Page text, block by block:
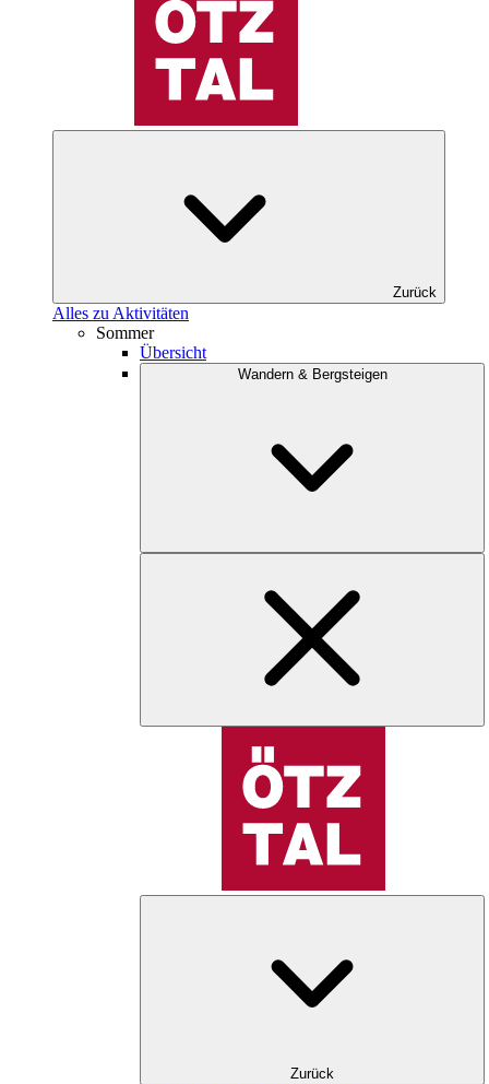
Zurück
Alles zu Aktivitäten
Sommer
Übersicht
Wandern & Bergsteigen
Zurück